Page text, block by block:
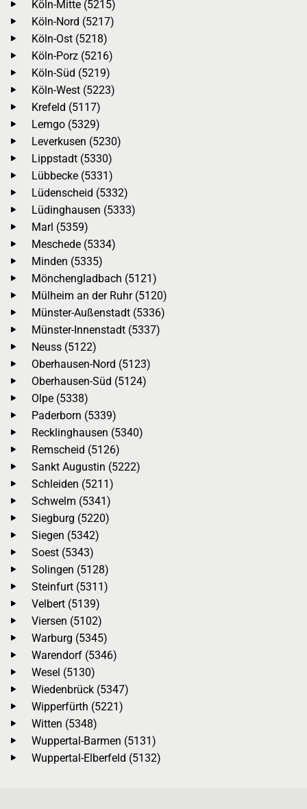
Köln-Mitte (5215)
Köln-Nord (5217)
Köln-Ost (5218)
Köln-Porz (5216)
Köln-Süd (5219)
Köln-West (5223)
Krefeld (5117)
Lemgo (5329)
Leverkusen (5230)
Lippstadt (5330)
Lübbecke (5331)
Lüdenscheid (5332)
Lüdinghausen (5333)
Marl (5359)
Meschede (5334)
Minden (5335)
Mönchengladbach (5121)
Mülheim an der Ruhr (5120)
Münster-Außenstadt (5336)
Münster-Innenstadt (5337)
Neuss (5122)
Oberhausen-Nord (5123)
Oberhausen-Süd (5124)
Olpe (5338)
Paderborn (5339)
Recklinghausen (5340)
Remscheid (5126)
Sankt Augustin (5222)
Schleiden (5211)
Schwelm (5341)
Siegburg (5220)
Siegen (5342)
Soest (5343)
Solingen (5128)
Steinfurt (5311)
Velbert (5139)
Viersen (5102)
Warburg (5345)
Warendorf (5346)
Wesel (5130)
Wiedenbrück (5347)
Wipperfürth (5221)
Witten (5348)
Wuppertal-Barmen (5131)
Wuppertal-Elberfeld (5132)